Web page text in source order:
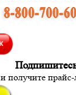
и получите прайс-